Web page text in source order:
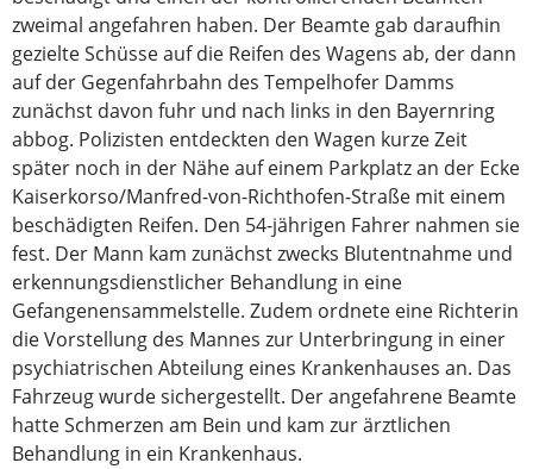
zweimal angefahren haben. Der Beamte gab daraufhin
gezielte Schüsse auf die Reifen des Wagens ab, der dann
auf der Gegenfahrbahn des Tempelhofer Damms
zunächst davon fuhr und nach links in den Bayernring
abbog. Polizisten entdeckten den Wagen kurze Zeit
später noch in der Nähe auf einem Parkplatz an der Ecke
Kaiserkorso/Manfred-von-Richthofen-Straße mit einem
beschädigten Reifen. Den 54-jährigen Fahrer nahmen sie
fest. Der Mann kam zunächst zwecks Blutentnahme und
erkennungsdienstlicher Behandlung in eine
Gefangenensammelstelle. Zudem ordnete eine Richterin
die Vorstellung des Mannes zur Unterbringung in einer
psychiatrischen Abteilung eines Krankenhauses an. Das
Fahrzeug wurde sichergestellt. Der angefahrene Beamte
hatte Schmerzen am Bein und kam zur ärztlichen
Behandlung in ein Krankenhaus.